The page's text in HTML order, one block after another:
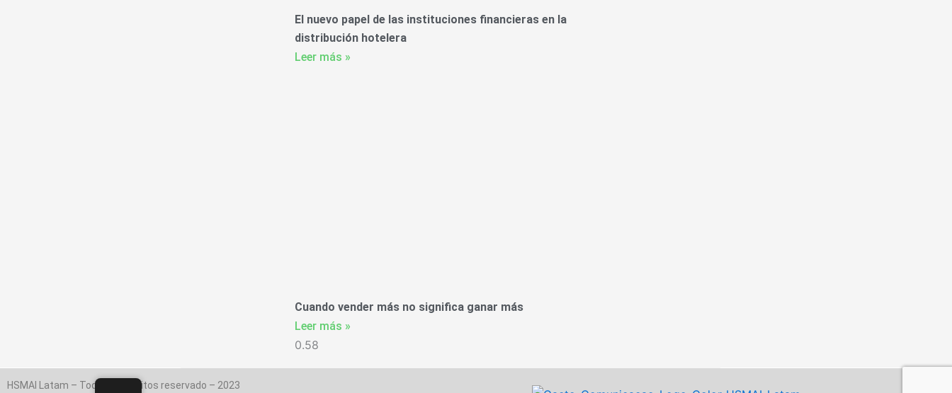
El nuevo papel de las instituciones financieras en la
distribución hotelera
Leer más »
Cuando vender más no significa ganar más
Leer más »
HSMAI Latam – Todos os direitos reservado – 2023